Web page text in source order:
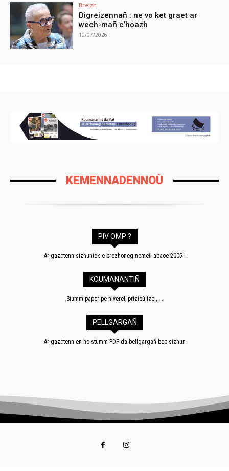
Breizh
Digreizennañ : ne vo ket graet ar
wech-mañ c’hoazh
10/07/2026
KEMENNADENNOÙ
PIV OMP ?
Ar gazetenn sizhuniek e brezhoneg nemeti abaoe 2005 !
KOUMANANTIÑ
Stumm paper pe niverel, prizioù izel, ...
PELLGARGAÑ
Ar gazetenn en he stumm PDF da bellgargañ bep sizhun